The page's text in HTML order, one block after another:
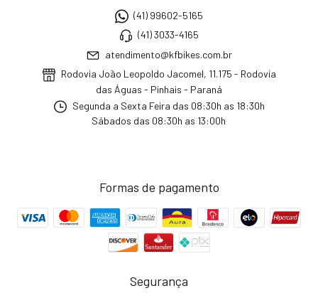
(41) 99602-5165
(41) 3033-4165
atendimento@kfbikes.com.br
Rodovia João Leopoldo Jacomel, 11.175 - Rodovia
das Águas - Pinhais - Paraná
Segunda a Sexta Feira das 08:30h as 18:30h
Sábados das 08:30h as 13:00h
Formas de pagamento
Segurança